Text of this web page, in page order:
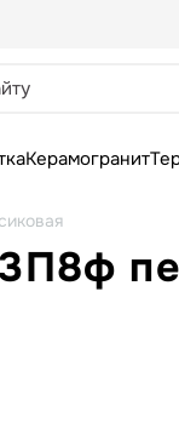
Керамогранит